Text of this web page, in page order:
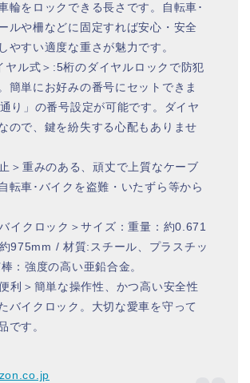
輪をロックできる長さです。自転車･
ルや柵などに固定すれば安心・安全
やすい適度な重さが魅力です。
ヤル式＞:5桁のダイヤルロックで防犯
簡単にお好みの番号にセットできま
り」の番号設定が可能です。ダイヤ
ので、鍵を紛失する心配もありませ
＞重みのある、頑丈で上質なケーブ
転車･バイクを盗難・いたずら等から
イクロック＞サイズ：重量：約0.671
975mm / 材質:スチール、プラスチッ
：強度の高い亜鉛合金。
利＞簡単な操作性、かつ高い安全性
バイクロック。大切な愛車を守って
です。